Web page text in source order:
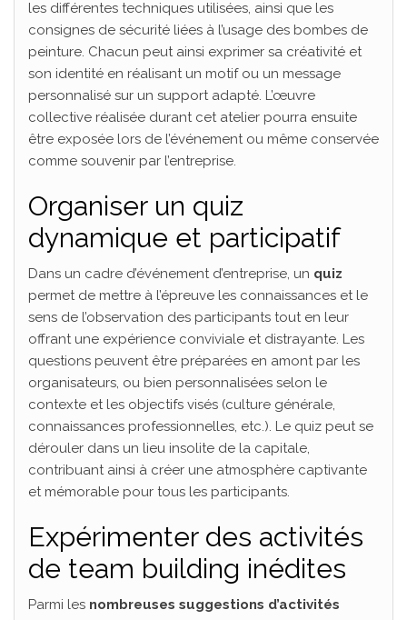
les différentes techniques utilisées, ainsi que les
consignes de sécurité liées à l’usage des bombes de
peinture. Chacun peut ainsi exprimer sa créativité et
son identité en réalisant un motif ou un message
personnalisé sur un support adapté. L’œuvre
collective réalisée durant cet atelier pourra ensuite
être exposée lors de l’événement ou même conservée
comme souvenir par l’entreprise.
Organiser un quiz
dynamique et participatif
Dans un cadre d’événement d’entreprise, un quiz
permet de mettre à l’épreuve les connaissances et le
sens de l’observation des participants tout en leur
offrant une expérience conviviale et distrayante. Les
questions peuvent être préparées en amont par les
organisateurs, ou bien personnalisées selon le
contexte et les objectifs visés (culture générale,
connaissances professionnelles, etc.). Le quiz peut se
dérouler dans un lieu insolite de la capitale,
contribuant ainsi à créer une atmosphère captivante
et mémorable pour tous les participants.
Expérimenter des activités
de team building inédites
Parmi les nombreuses suggestions d’activités